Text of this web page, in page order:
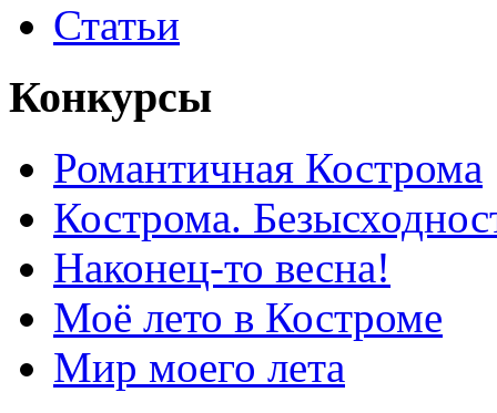
Статьи
Конкурсы
Романтичная Кострома
Кострома.
Наконец-то весна!
Моё лето в Костроме
Мир моего лета